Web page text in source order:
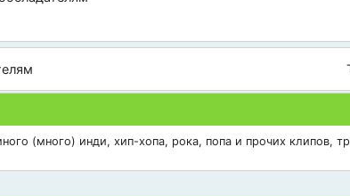
(много) инди, хип-хопа, рока, попа и прочих клипов,